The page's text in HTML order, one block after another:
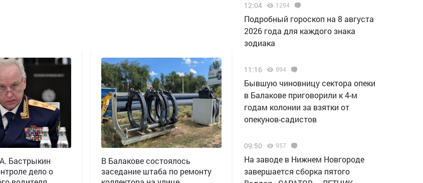
Бастрыкин
дело о
В Балакове состоялось
заседание штаба по ремонту
12:04 1294
Подробный гороскоп на 8 августа
2026 года для каждого знака
зодиака
11:16 994
Бывшую чиновницу сектора опеки
в Балакове приговорили к 4-м
годам колонии за взятки от
опекунов-садистов
09:50 957
Н️а заводе в Нижнем Новгороде
завершается сборка пятого